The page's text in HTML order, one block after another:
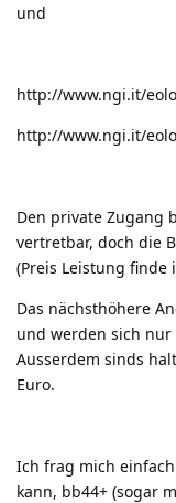
und
http://www.ngi.it/
http://www.ngi.it/
Den private Zugang
vertretbar, doch die
(Preis Leistung finde
Das nächsthöhere
und werden sich
Ausserdem sinds
Euro.
Ich frag mich
kann, bb44+ (sogar